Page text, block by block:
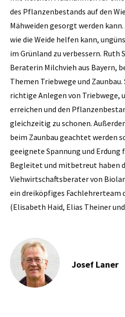
des Pflanzenbestands auf den
Mähweiden gesorgt werden
wie die Weide helfen kann,
im Grünland zu verbessern. Ruth
Beraterin Milchvieh aus Bayern,
Themen Triebwege und
richtige Anlegen von Triebwege,
erreichen und den
gleichzeitig zu schonen.
beim Zaunbau geachtet werden
geeignete Spannung und Erdung
Begleitet und mitbetreut haben
Viehwirtschaftsberater von
ein dreiköpfiges Fachlehrerteam
(Elisabeth Haid, Elias Theiner
Josef Laner